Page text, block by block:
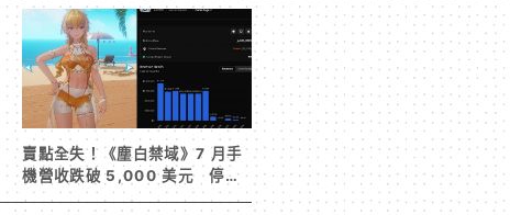
賣點全失！《塵白禁域》7 月手
機營收跌破 5,000 美元 停服
整改後玩家大量流失